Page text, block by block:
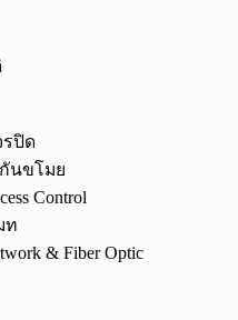
ปิด
นขโมย
Control
ท
& Fiber Optic